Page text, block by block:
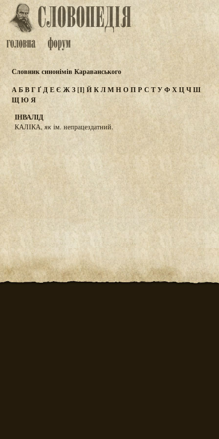
Словник синонімів Караванського
АБВГҐДЕЄ ЖЗ [І] ЙКЛМНОПР С ТУФХЦЧШ
ЩЮ Я
ІНВАЛІД
КАЛІКА,як ім. непрацездатний.